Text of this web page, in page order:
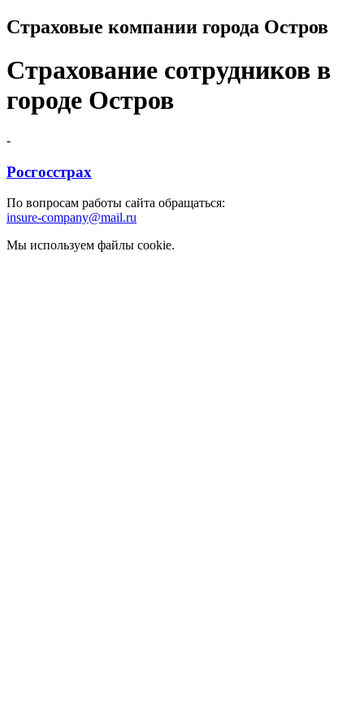
Страховые компании города Остров
Страхование сотрудников в
городе Остров
-
Росгосстрах
По вопросам работы сайта обращаться:
insure-company@mail.ru
Мы используем файлы cookie.